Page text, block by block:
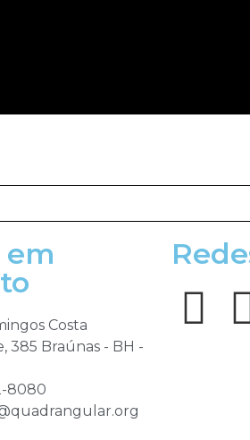
Costa
385 Braúnas - BH -
8080